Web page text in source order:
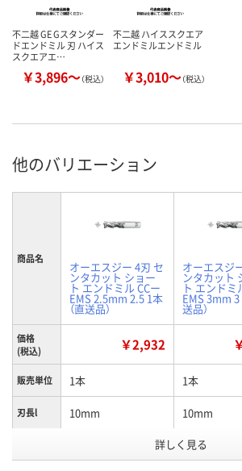
不二越 GE Gスタンダー
ドエンドミル 刃 ハイス
スクエアエ…
￥3,896～（税込）
不二越 ハイススクエア
エンドミルエンドミル
￥3,010～（税込）
他のバリエーション
商品名
オーエスジー 4刃 セ
ンタカット ショー
ト エンドミル CCー
EMS 2.5mm 2.5 1本
（直送品）
オーエスジ
ンタカット
ト エンドミ
EMS 3mm 3
送品）
価格
(税込)
￥2,932
販売単位 1本 1本
刃長l 10mm 10mm
J164481
詳しく見る